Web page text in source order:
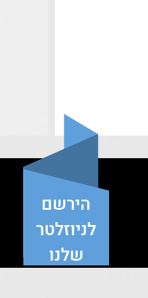
הירשם
לניוזלטר
שלנו